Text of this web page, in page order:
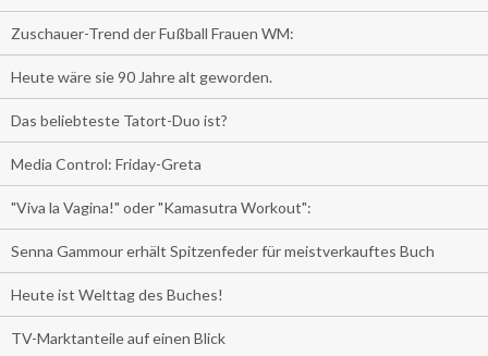
Zuschauer-Trend der Fußball Frauen WM:
Heute wäre sie 90 Jahre alt geworden.
Das beliebteste Tatort-Duo ist?
Media Control: Friday-Greta
"Viva la Vagina!" oder "Kamasutra Workout":
Senna Gammour erhält Spitzenfeder für meistverkauftes Buch
Heute ist Welttag des Buches!
TV-Marktanteile auf einen Blick